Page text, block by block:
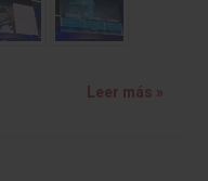
Leer más »